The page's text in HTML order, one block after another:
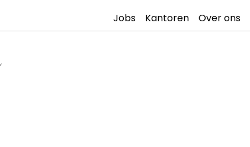
Jobs Kantoren Over ons